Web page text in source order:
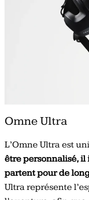
Omne Ultra
L’Omne Ultra est
être personnalisé,
partent pour de
Ultra représente